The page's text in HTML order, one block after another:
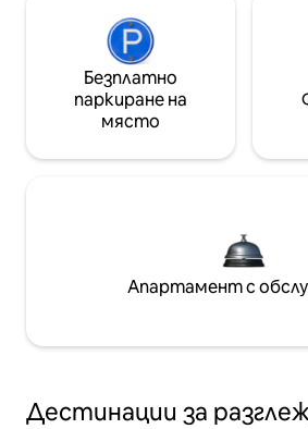
Безплатно
паркиране на
място
Апартамент с
Дестинации за